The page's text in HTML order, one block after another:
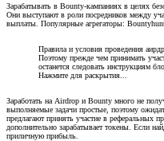
Зарабатывать в Bounty-кампаниях в целях
Они выступают в роли посредников между
выплаты. Популярные агрегаторы:
Правила и условия проведения
Поэтому прежде чем принимать
останется следовать инструкциям
Нажмите для раскрытия...
Заработать на Airdrop и Bounty много не
выполняемые задачи простые, поэтому
предлагают принять участие в реферальных
дополнительно зарабатывает токены. Если
приличную прибыль.